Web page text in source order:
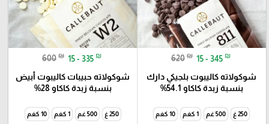
620 ₪ 15 - 345 ₪
شوكولاته كاليبوت بلجيكي دارك
بنسبة زبدة كاكاو 54.1%
250 غ 500 غم 1 كغم 10 كغم
600 ₪ 15 - 335 ₪
شوكولاته حبيبات كاليبوت أبيض
بنسبة زبدة كاكاو 28%
250 غ 500 غم 1 كغم 10 كغم